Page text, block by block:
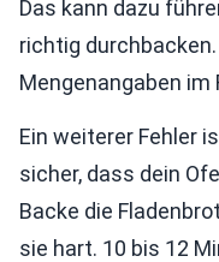
Das kann dazu
richtig
Mengenangaben im
Ein weiterer Fehler
sicher, dass dein
Backe die
sie hart. 10 bis 12